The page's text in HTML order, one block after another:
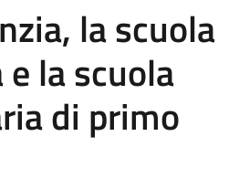
la scuola
la scuola
di primo